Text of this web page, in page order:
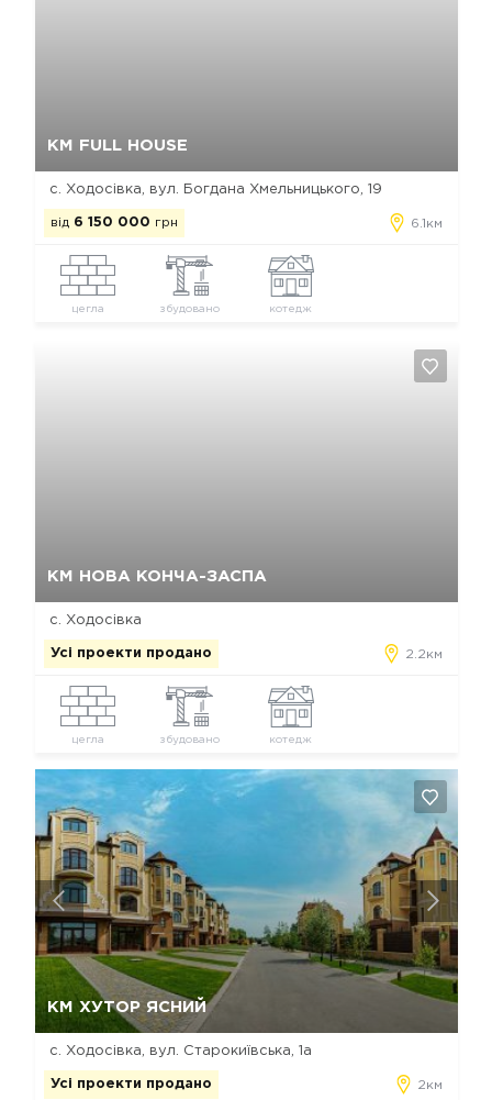
КМ FULL HOUSE
с. Ходосівка, вул. Богдана Хмельницького, 19
від 6 150 000 грн 6.1км
цегла збудовано котедж
КМ НОВА КОНЧА-ЗАСПА
с. Ходосівка
Усі проекти продано 2.2км
цегла збудовано котедж
КМ ХУТОР ЯСНИЙ
с. Ходосівка, вул. Старокиївська, 1а
Усі проекти продано 2км
Так, видалити